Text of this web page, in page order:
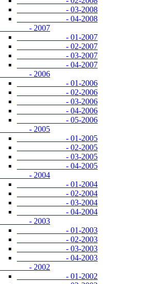
- 03-2008
- 04-2008
- 2007
- 01-2007
- 02-2007
- 03-2007
- 04-2007
- 2006
- 01-2006
- 02-2006
- 03-2006
- 04-2006
- 05-2006
- 2005
- 01-2005
- 02-2005
- 03-2005
- 04-2005
- 2004
- 01-2004
- 02-2004
- 03-2004
- 04-2004
- 2003
- 01-2003
- 02-2003
- 03-2003
- 04-2003
- 2002
- 01-2002